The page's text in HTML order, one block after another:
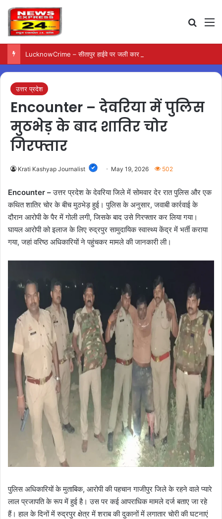
LucknowCrime – सीतापुर हाईवे पर जली कार से मिला युवक का शव
उत्तर प्रदेश
Encounter – देवरिया में पुलिस
मुठभेड़ के बाद शातिर चोर
गिरफ्तार
Krati Kashyap Journalist May 19, 2026 502
Encounter –उत्तर प्रदेश के देवरिया जिले में सोमवार देर रात पुलिस और एक
कथित शातिर चोर के बीच मुठभेड़ हुई। पुलिस के अनुसार, जवाबी कार्रवाई के
दौरान आरोपी के पैर में गोली लगी, जिसके बाद उसे गिरफ्तार कर लिया गया।
घायल आरोपी को इलाज के लिए रुद्रपुर सामुदायिक स्वास्थ्य केंद्र में भर्ती कराया
गया, जहां वरिष्ठ अधिकारियों ने पहुंचकर मामले की जानकारी ली।
पुलिस अधिकारियों के मुताबिक, आरोपी की पहचान गाजीपुर जिले के रहने वाले प्यारे
लाल प्रजापति के रूप में हुई है। उस पर कई आपराधिक मामले दर्ज बताए जा रहे
हैं। हाल के दिनों में रुद्रपुर क्षेत्र में शराब की दुकानों में लगातार चोरी की घटनाएं